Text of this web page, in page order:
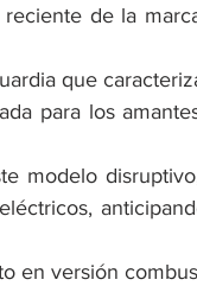
reciente de la
que
para los
modelo
en versión